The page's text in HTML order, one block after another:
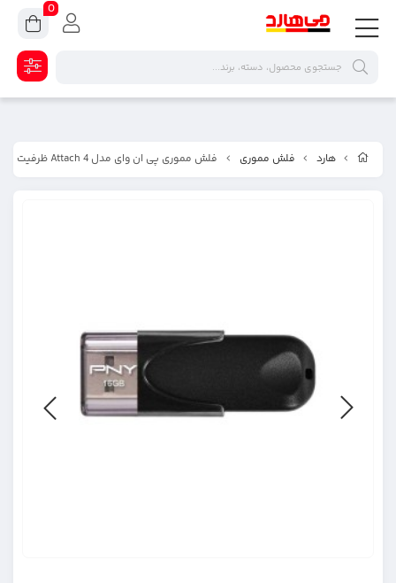
هارد فلش مموری فلش مموری پی ان وای مدل Attach 4 ظرفیت 16 گیگابایت
0